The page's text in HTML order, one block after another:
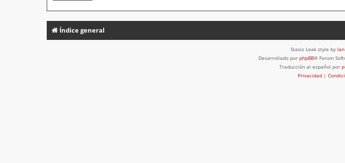
Índice general
Stasis Leak style by
Desarrollado por phpBB® Forum
Traducción al español por
Privacidad |